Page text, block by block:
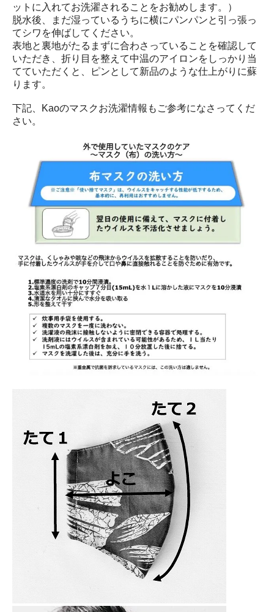
ットに入れてお洗濯されることをお勧めします。）
脱水後、まだ湿っているうちに横にパンパンと引っ張っ
てシワを伸ばしてください。
表地と裏地がたるまずに合わさっていることを確認して
いただき、折り目を整えて中温のアイロンをしっかり当
てていただくと、ピンとして新品のような仕上がりに蘇
ります。
下記、Kaoのマスクお洗濯情報もご参考になさってくだ
さい。